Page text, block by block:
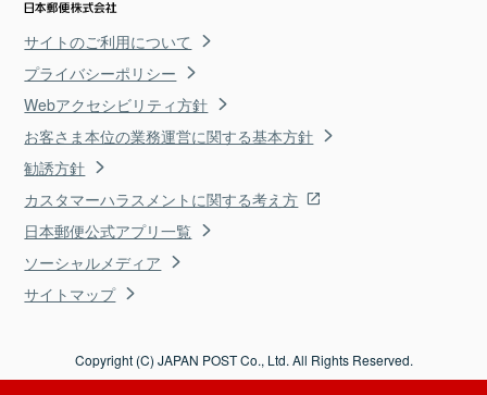
サイトのご利用について
プライバシーポリシー
Webアクセシビリティ方針
お客さま本位の業務運営に関する基本方針
勧誘方針
カスタマーハラスメントに関する考え方
日本郵便公式アプリ一覧
ソーシャルメディア
サイトマップ
Copyright (C) JAPAN POST Co., Ltd. All Rights Reserved.